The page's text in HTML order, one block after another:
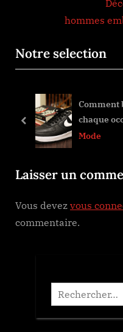
hommes
Notre selection
Comment
chaque
Mode
prev
Laisser un
Vous devez vous
commentaire.